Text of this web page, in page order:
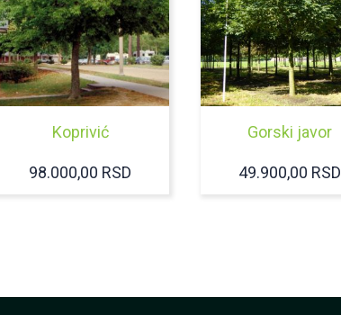
Koprivić
98.000,00 RSD
Gorski javor
49.900,00 RSD